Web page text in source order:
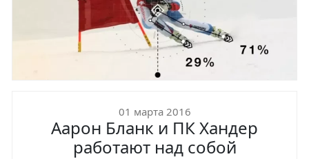
01 марта 2016
Аарон Бланк и ПК Хандер
работают над собой